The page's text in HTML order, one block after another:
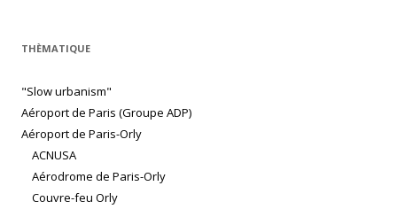
THÈMATIQUE
"Slow urbanism"
Aéroport de Paris (Groupe ADP)
Aéroport de Paris-Orly
ACNUSA
Aérodrome de Paris-Orly
Couvre-feu Orly